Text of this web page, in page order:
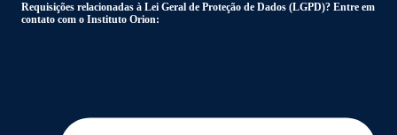
Requisições relacionadas à Lei Geral de Proteção de Dados (LGPD)? Entre em
contato com o Instituto Orion: